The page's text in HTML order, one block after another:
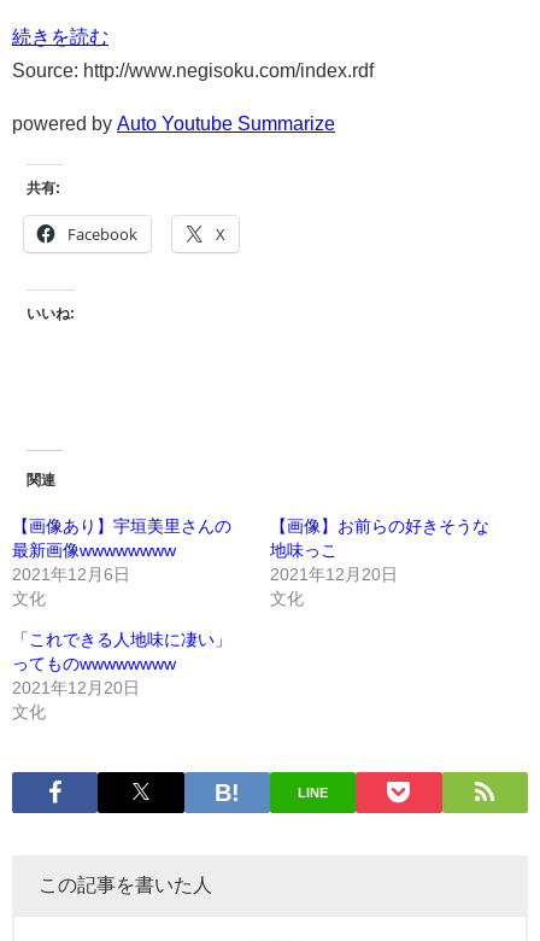
続きを読む
Source: http://www.negisoku.com/index.rdf
powered by Auto Youtube Summarize
共有:
Facebook X
いいね:
関連
【画像あり】宇垣美里さんの
最新画像wwwwwwww
2021年12月6日
文化
【画像】お前らの好きそうな
地味っこ
2021年12月20日
文化
「これできる人地味に凄い」
ってものwwwwwwww
2021年12月20日
文化
LINE
この記事を書いた人